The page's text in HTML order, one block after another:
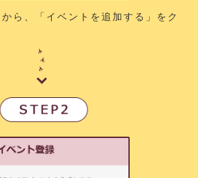
から、「イベントを追加する」をク